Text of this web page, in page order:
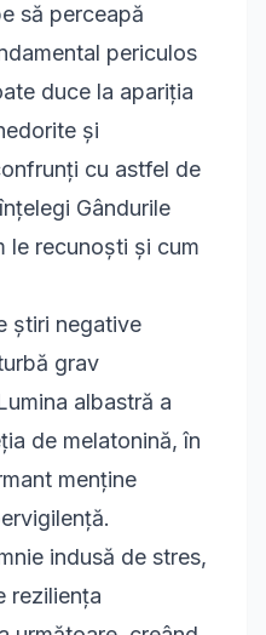
să perceapă
periculos
duce la apariția
și
cu astfel de
Gândurile
le recunoști și cum
știri negative
grav
albastră a
de melatonină, în
menține
indusă de stres,
reziliența